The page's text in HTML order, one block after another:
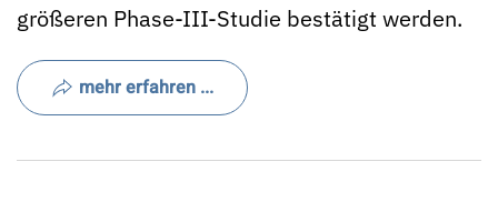
größeren Phase-III-Studie bestätigt werden.
mehr erfahren ...